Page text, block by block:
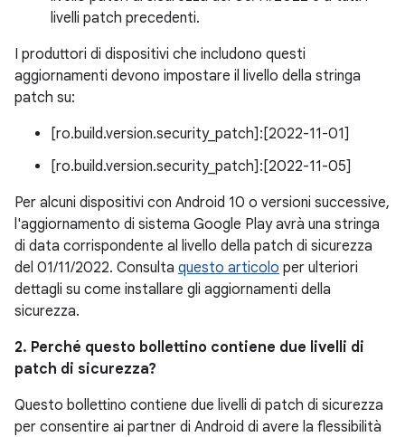
livelli patch precedenti.
I produttori di dispositivi che includono questi
aggiornamenti devono impostare il livello della stringa
patch su:
[ro.build.version.security_patch]:[2022-11-01]
[ro.build.version.security_patch]:[2022-11-05]
Per alcuni dispositivi con Android 10 o versioni successive,
l'aggiornamento di sistema Google Play avrà una stringa
di data corrispondente al livello della patch di sicurezza
del 01/11/2022. Consulta questo articolo per ulteriori
dettagli su come installare gli aggiornamenti della
sicurezza.
2. Perché questo bollettino contiene due livelli di
patch di sicurezza?
Questo bollettino contiene due livelli di patch di sicurezza
per consentire ai partner di Android di avere la flessibilità